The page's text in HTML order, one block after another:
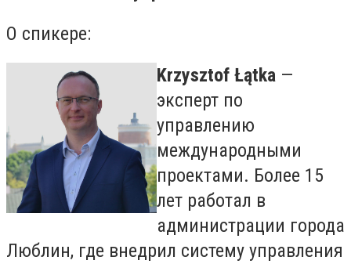
О спикере:
Krzysztof Łątka —
эксперт по
управлению
международными
проектами. Более 15
лет работал в
администрации города
Люблин, где внедрил систему управления